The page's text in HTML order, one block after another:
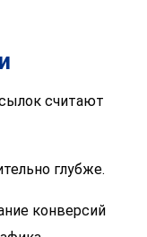
считают
глубже.
конверсий